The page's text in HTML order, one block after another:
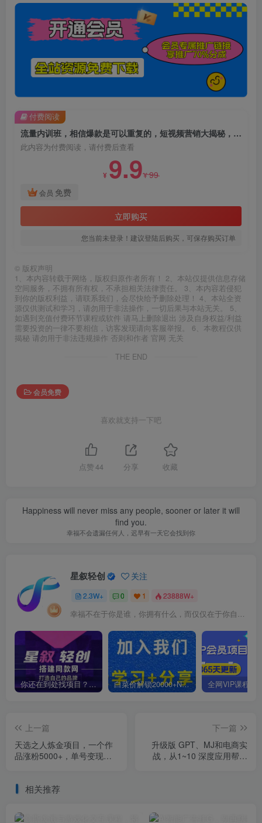
流量内训班，相信爆款是可以重复的，短视频营销大揭秘，打造个人品牌的利器
此内容为付费阅读，请付费后查看
¥ 9.9¥99
会员 免费
立即购买
您当前未登录！建议登陆后购买，可保存购买订单
付费阅读
© 版权声明
1、本内容转载于网络，版权归原作者所有！ 2、本站仅提供信息存储
空间服务，不拥有所有权，不承担相关法律责任。 3、本内容若侵犯
到你的版权利益，请联系我们，会尽快给予删除处理！ 4、本站全资
源仅供测试和学习，请勿用于非法操作，一切后果与本站无关。 5、
如遇到充值付费环节课程或软件 请马上删除退出 涉及自身权益/利益
需要投资的一律不要相信，访客发现请向客服举报。 6、本教程仅供
揭秘 请勿用于非法违规操作 否则和作者 官网 无关
THE END
会员免费
喜欢就支持一下吧
点赞 44 分享 收藏
Happiness will never miss any people, sooner or later it will
find you.
幸福不会遗漏任何人，迟早有一天它会找到你
星叙轻创 关注
2.3W+ 0 1 23888W+
幸福不在于你是谁，你拥有什么，而仅仅在于你自己怎么看待
你还在到处找项目？还在当韭菜？我靠卖项目一个月收入5万+，曾经我也是个失败者。 白菜价解锁20000+N个赚钱机会，加入星叙轻创会员，全站资源免费学习。
上一篇
天选之人炼金项目，一个作
品涨粉5000+，单号变现
下一篇
升级版 GPT、MJ和电商实
战，从1~10 深度应用帮电
相关推荐